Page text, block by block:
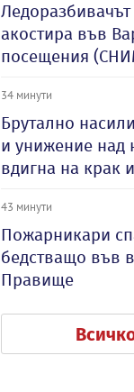
акостира във
посещения
34 минути
Брутално
и унижение над
вдигна на крак
43 минути
Пожарникари
бедстващо във
Правище